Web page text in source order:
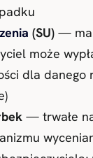
(SU) —
może
dla danego
— trwałe